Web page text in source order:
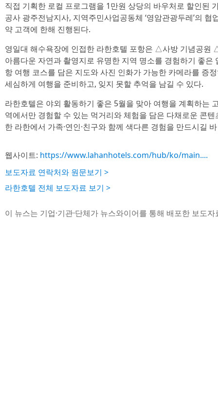
직접 기획한 로컬 프로그램을 1만원 상당의 바우처로 할인된
공사 광주전남지사, 지역주민사업공동체 ‘영암관광두레’의
약 고객에 한해 진행된다.
영일대 해수욕장에 인접한 라한호텔 포항은 △사방 기념공
아름다운 자연과 촬영지로 유명한 지역 명소를 경험하기 좋은
항 여행 코스를 담은 지도와 사진 인화가 가능한 카메라를 증
세심하게 여행을 준비하고, 잊지 못할 추억을 남길 수 있다.
라한호텔은 야외 활동하기 좋은 5월을 맞아 여행을 계획하는
역에서만 경험할 수 있는 먹거리와 체험을 담은 다채로운 콘
한 라한에서 가족·연인·친구와 함께 색다른 경험을 만드시길
웹사이트: https://www.lahanhotels.com/hub/ko/main....
보도자료 연락처와 원문보기 >
라한호텔 전체 보도자료 보기 >
이 뉴스는 기업·기관·단체가 뉴스와이어를 통해 배포한 보도